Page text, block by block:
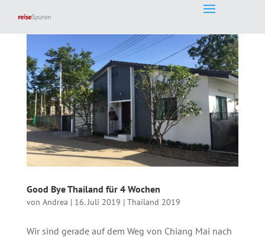
Good Bye Thailand für 4 Wochen
von Andrea | 16. Juli 2019 | Thailand 2019
Wir sind gerade auf dem Weg von Chiang Mai nach